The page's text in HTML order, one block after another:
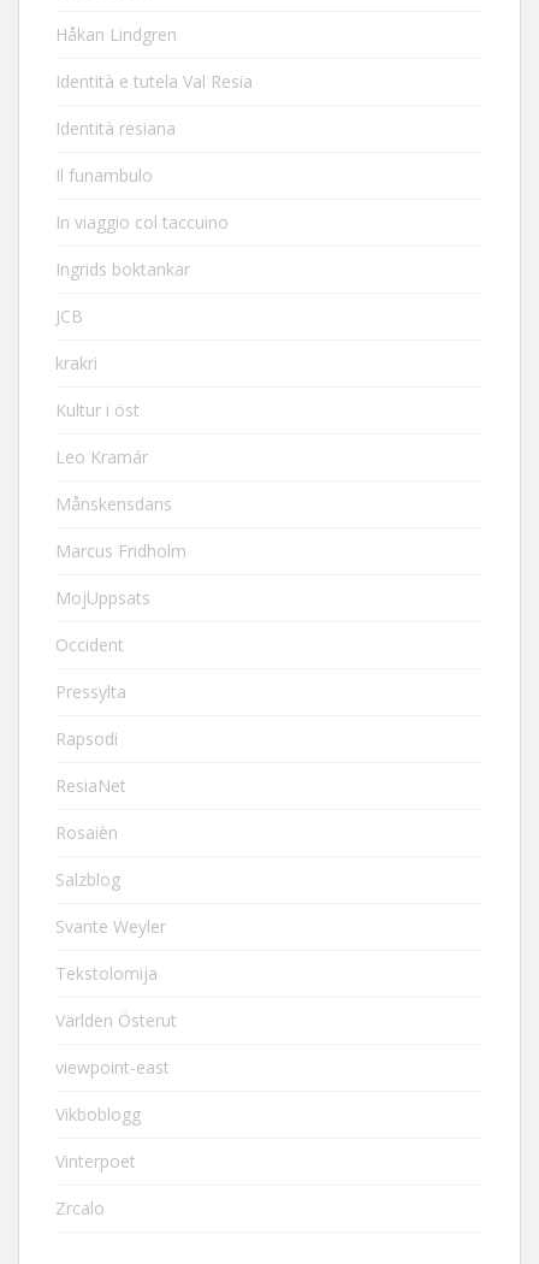
Håkan Lindgren
Identità e tutela Val Resia
Identità resiana
Il funambulo
In viaggio col taccuino
Ingrids boktankar
JCB
krakri
Kultur i öst
Leo Kramár
Månskensdans
Marcus Fridholm
MojUppsats
Occident
Pressylta
Rapsodi
ResiaNet
Rosaièn
Salzblog
Svante Weyler
Tekstolomija
Världen Österut
viewpoint-east
Vikboblogg
Vinterpoet
Zrcalo